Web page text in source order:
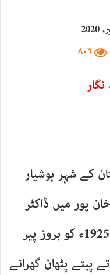
۸۰۶
کے شہر ہوشیار
پور میں ڈاکٹر
محمد خان کے گھر 22 اگست، 1925ء کو بروز پیر
پیتے پٹھان گھرانے